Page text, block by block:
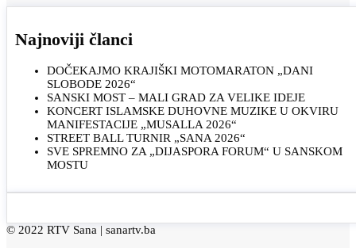
Najnoviji članci
DOČEKAJMO KRAJIŠKI MOTOMARATON „DANI
SLOBODE 2026“
SANSKI MOST – MALI GRAD ZA VELIKE IDEJE
KONCERT ISLAMSKE DUHOVNE MUZIKE U OKVIRU
MANIFESTACIJE „MUSALLA 2026“
STREET BALL TURNIR „SANA 2026“
SVE SPREMNO ZA „DIJASPORA FORUM“ U SANSKOM
MOSTU
© 2022 RTV Sana | sanartv.ba